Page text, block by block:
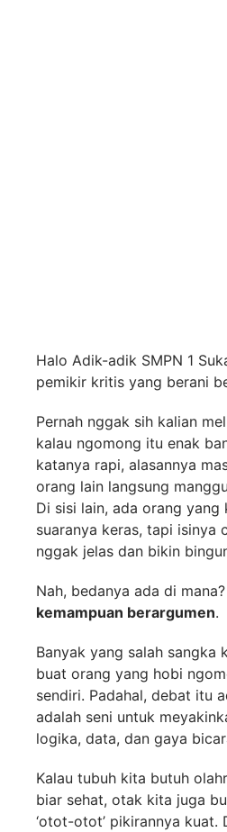
Halo Adik-adik SMPN 1
pemikir kritis yang berani
Pernah nggak sih kalian
kalau ngomong itu enak
katanya rapi, alasannya
orang lain langsung
Di sisi lain, ada orang yang
suaranya keras, tapi isinya
nggak jelas dan bikin
Nah, bedanya ada di
kemampuan berargumen.
Banyak yang salah sangka
buat orang yang hobi
sendiri. Padahal, debat itu
adalah seni untuk
logika, data, dan gaya
Kalau tubuh kita butuh
biar sehat, otak kita juga
‘otot-otot’ pikirannya kuat.